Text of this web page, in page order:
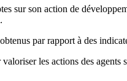
sur son action de
par rapport à des
les actions des